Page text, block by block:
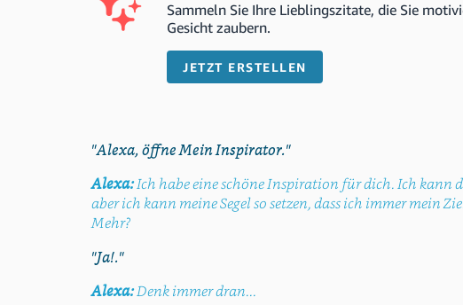
Sammeln Sie Ihre Lieblingszitate, die Sie
Gesicht zaubern.
JETZT ERSTELLEN
"Alexa, öffne Mein Inspirator."
Alexa:Ich habe eine schöne Inspiration für dich. Ich
aber ich kann meine Segel so setzen, dass ich immer mein
Mehr?
"Ja!."
Alexa:Denk immer dran...